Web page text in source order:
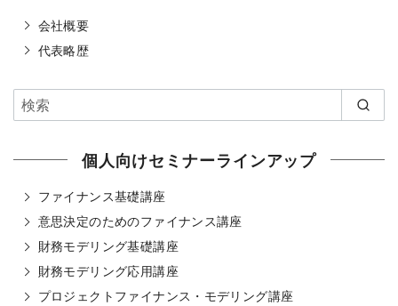
会社概要
代表略歴
個人向けセミナーラインアップ
ファイナンス基礎講座
意思決定のためのファイナンス講座
財務モデリング基礎講座
財務モデリング応用講座
プロジェクトファイナンス・モデリング講座